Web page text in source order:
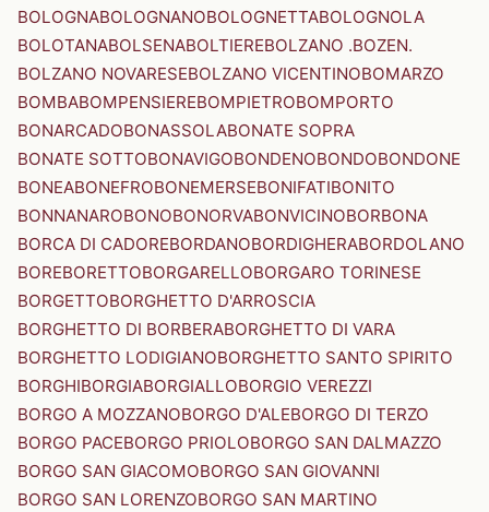
BOLOGNABOLOGNANOBOLOGNETTABOLOGNOLA
BOLOTANABOLSENABOLTIEREBOLZANO .BOZEN.
BOLZANO NOVARESEBOLZANO VICENTINOBOMARZO
BOMBABOMPENSIEREBOMPIETROBOMPORTO
BONARCADOBONASSOLABONATE SOPRA
BONATE SOTTOBONAVIGOBONDENOBONDOBONDONE
BONEABONEFROBONEMERSEBONIFATIBONITO
BONNANAROBONOBONORVABONVICINOBORBONA
BORCA DI CADOREBORDANOBORDIGHERABORDOLANO
BOREBORETTOBORGARELLOBORGARO TORINESE
BORGETTOBORGHETTO D'ARROSCIA
BORGHETTO DI BORBERABORGHETTO DI VARA
BORGHETTO LODIGIANOBORGHETTO SANTO SPIRITO
BORGHIBORGIABORGIALLOBORGIO VEREZZI
BORGO A MOZZANOBORGO D'ALEBORGO DI TERZO
BORGO PACEBORGO PRIOLOBORGO SAN DALMAZZO
BORGO SAN GIACOMOBORGO SAN GIOVANNI
BORGO SAN LORENZOBORGO SAN MARTINO